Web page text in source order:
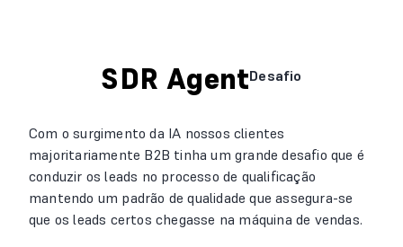
SDR AgentDesafio
Com o surgimento da IA nossos clientes
majoritariamente B2B tinha um grande desafio que é
conduzir os leads no processo de qualificação
mantendo um padrão de qualidade que assegura-se
que os leads certos chegasse na máquina de vendas.